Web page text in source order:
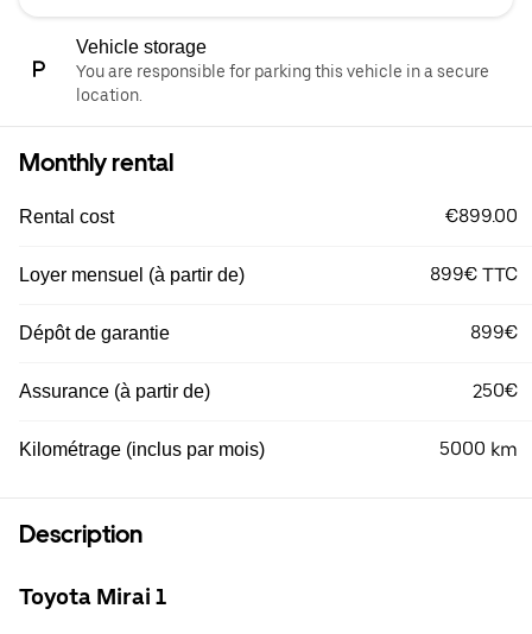
Vehicle storage
You are responsible for parking this vehicle in a secure
location.
Monthly rental
Rental cost €899.00
Loyer mensuel (à partir de) 899€ TTC
Dépôt de garantie 899€
Assurance (à partir de) 250€
Kilométrage (inclus par mois) 5000 km
Description
Toyota Mirai 1